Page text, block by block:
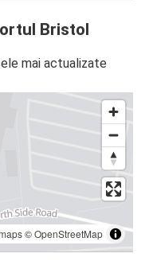
Bristol
mai actualizate
©OpenStreetMap